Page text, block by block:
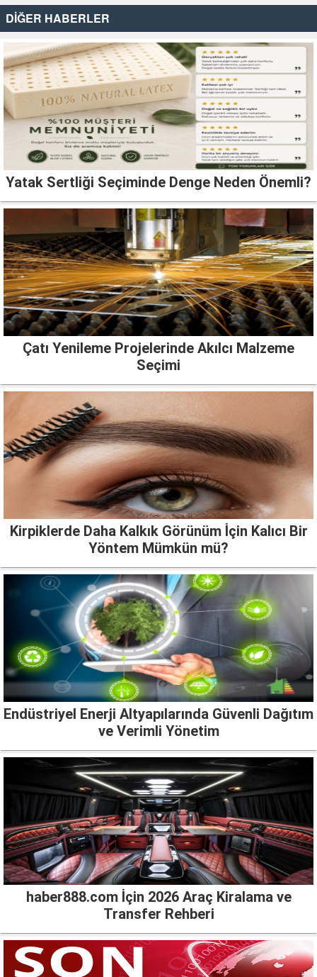
DİĞER HABERLER
Yatak Sertliği Seçiminde Denge Neden Önemli?
Çatı Yenileme Projelerinde Akılcı Malzeme
Seçimi
Kirpiklerde Daha Kalkık Görünüm İçin Kalıcı Bir
Yöntem Mümkün mü?
Endüstriyel Enerji Altyapılarında Güvenli Dağıtım
ve Verimli Yönetim
haber888.com İçin 2026 Araç Kiralama ve
Transfer Rehberi